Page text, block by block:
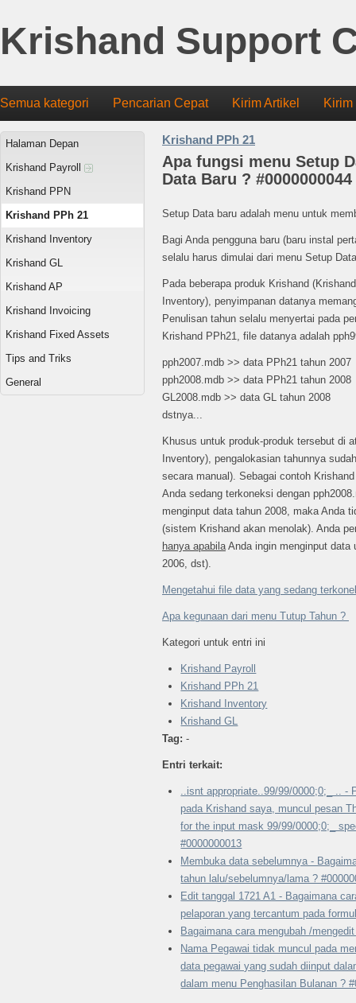
Krishand Support
Semua kategori Pencarian Cepat Kirim Artikel
Halaman Depan
Krishand Payroll
Krishand PPN
Krishand PPh 21
Krishand Inventory
Krishand GL
Krishand AP
Krishand Invoicing
Krishand Fixed Assets
Tips and Triks
General
Krishand PPh 21
Apa fungsi menu Setup
Data Baru ? #0000000044
Setup Data baru adalah menu untuk
Bagi Anda pengguna baru (baru instal
selalu harus dimulai dari menu Setup
Pada beberapa produk Krishand
Inventory), penyimpanan datanya
Penulisan tahun selalu menyertai pada
Krishand PPh21, file datanya adalah
pph2007.mdb >> data PPh21 tahun 2007
pph2008.mdb >> data PPh21 tahun 2008
GL2008.mdb >> data GL tahun 2008
dstnya...
Khusus untuk produk-produk tersebut di
Inventory), pengalokasian tahunnya
secara manual). Sebagai contoh
Anda sedang terkoneksi dengan
menginput data tahun 2008, maka Anda
(sistem Krishand akan menolak). Anda
hanya apabila Anda ingin menginput data
2006, dst).
Mengetahui file data yang sedang
Apa kegunaan dari menu Tutup Tahun ?
Kategori untuk entri ini
Krishand Payroll
Krishand PPh 21
Krishand Inventory
Krishand GL
Tag: -
Entri terkait:
..isnt appropriate..99/99/0000;0;_ ..
pada Krishand saya, muncul pesan
for the input mask 99/99/0000;0;_
#0000000013
Membuka data sebelumnya -
tahun lalu/sebelumnya/lama ?
Edit tanggal 1721 A1 - Bagaimana
pelaporan yang tercantum pada
Bagaimana cara mengubah /
Nama Pegawai tidak muncul pada
data pegawai yang sudah diinput
dalam menu Penghasilan Bulanan ?